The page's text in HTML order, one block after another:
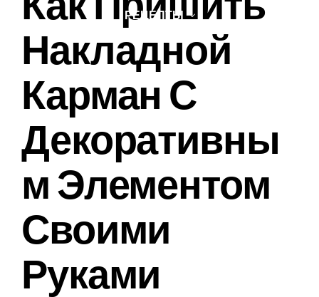
РЕЦЕПТЫ
Накладной
Карман С
Декоративны
М Элементом
Своими
Руками